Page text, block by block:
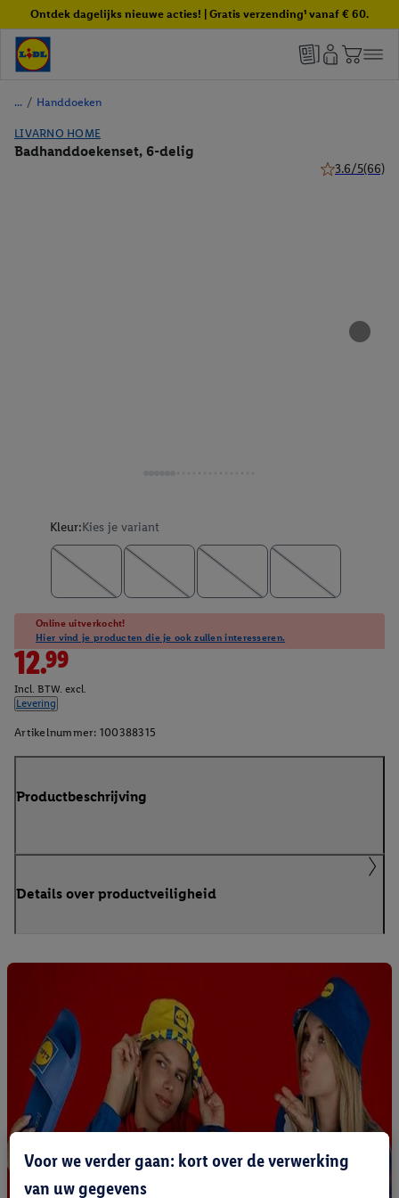
Ontdek dagelijks nieuwe acties! | Gratis verzending¹ vanaf € 60.
/ Handdoeken
LIVARNO HOME
Badhanddoekenset, 6-delig
3.6/5(66)
Kleur:Kies je variant
Online uitverkocht!
Hier vind je producten die je ook zullen interesseren.
12.99
Incl. BTW. excl.
Levering
Artikelnummer: 100388315
Productbeschrijving
Details over productveiligheid
Voor we verder gaan: kort over de verwerking
van uw gegevens